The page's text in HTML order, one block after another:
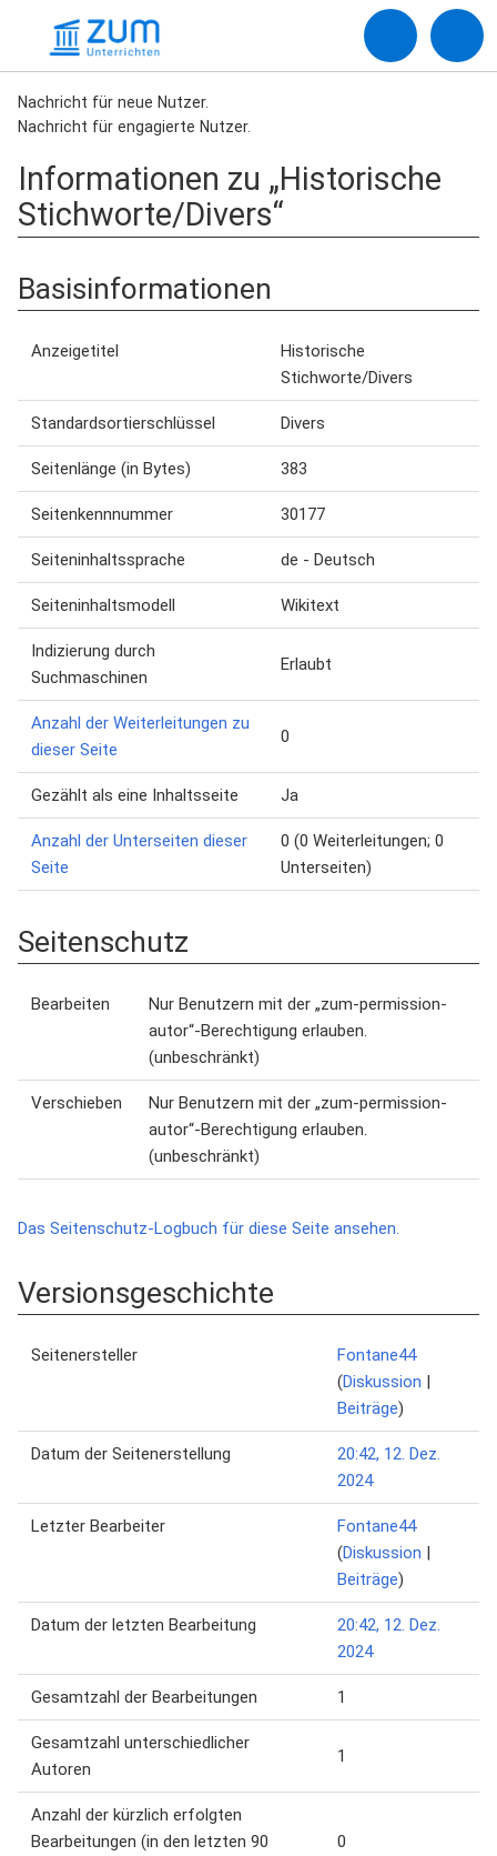
Nachricht für neue Nutzer.
Nachricht für engagierte Nutzer.
Informationen zu „Historische
Stichworte/Divers“
Basisinformationen
Anzeigetitel
Historische
Stichworte/Divers
Standardsortierschlüssel Divers
Seitenlänge (in Bytes) 383
Seitenkennnummer 30177
Seiteninhaltssprache de - Deutsch
Seiteninhaltsmodell Wikitext
Indizierung durch
Suchmaschinen
Erlaubt
Anzahl der Weiterleitungen zu
dieser Seite
0
Gezählt als eine Inhaltsseite Ja
Anzahl der Unterseiten dieser
Seite
0 (0 Weiterleitungen; 0
Unterseiten)
Seitenschutz
Bearbeiten
Nur Benutzern mit der „zum-permission-
autor“-Berechtigung erlauben.
(unbeschränkt)
Verschieben
Nur Benutzern mit der „zum-permission-
autor“-Berechtigung erlauben.
(unbeschränkt)
Das Seitenschutz-Logbuch für diese Seite ansehen.
Versionsgeschichte
Seitenersteller
Fontane44
(Diskussion |
Beiträge)
Datum der Seitenerstellung
20:42, 12. Dez.
2024
Letzter Bearbeiter
Fontane44
(Diskussion |
Beiträge)
Datum der letzten Bearbeitung
20:42, 12. Dez.
2024
Gesamtzahl der Bearbeitungen 1
Gesamtzahl unterschiedlicher
Autoren
1
Anzahl der kürzlich erfolgten
Bearbeitungen (in den letzten 90
0